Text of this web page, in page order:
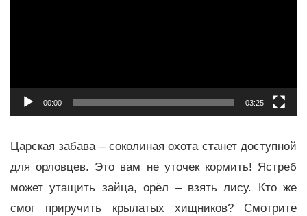
00:00 03:25
Царская забава – соколиная охота станет доступной
для орловцев. Это вам не уточек кормить! Ястреб
может утащить зайца, орёл – взять лису. Кто же
смог приручить крылатых хищников? Смотрите